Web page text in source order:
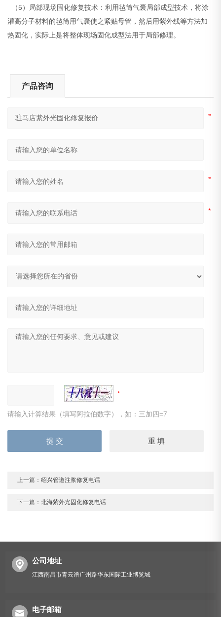
（5）局部现场固化修复技术：利用毡筒气囊局部成型技术，将涂
灌高分子材料的毡筒用气囊使之紧贴母管，然后用紫外线等方法加
热固化，实际上是将整体现场固化成型法用于局部修理。
产品咨询
请输入计算结果（填写阿拉伯数字），如：三加四=7
上一篇：绍兴管道注浆修复电话
下一篇：北海紫外光固化修复电话
公司地址
江西南昌市青云谱广州路华东国际工业博览城
电子邮箱